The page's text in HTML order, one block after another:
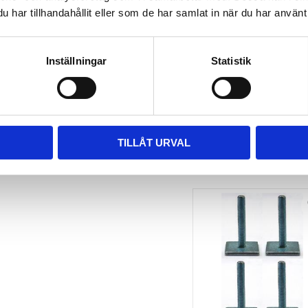
har tillhandahållit eller som de har samlat in när du har
Inställningar Statistik
TILLÅT URVAL
MONTERINGSSATS U-
100 MM 4-PACK
Nytt takräcke, nya fästen
till takboxen?